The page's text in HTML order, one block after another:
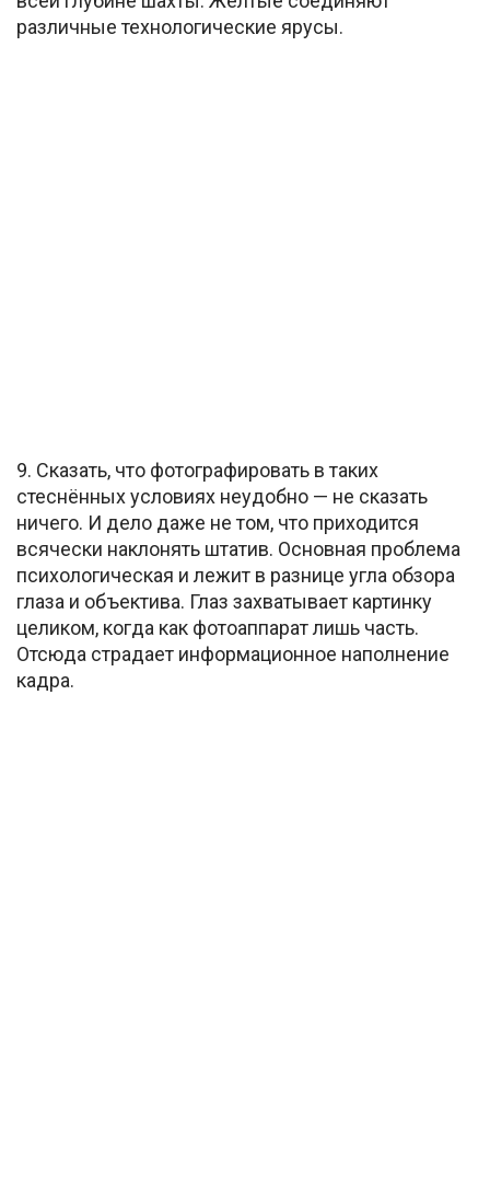
различные технологические ярусы.
9. Сказать, что фотографировать в таких
стеснённых условиях неудобно — не сказать
ничего. И дело даже не том, что приходится
всячески наклонять штатив. Основная проблема
психологическая и лежит в разнице угла обзора
глаза и объектива. Глаз захватывает картинку
целиком, когда как фотоаппарат лишь часть.
Отсюда страдает информационное наполнение
кадра.